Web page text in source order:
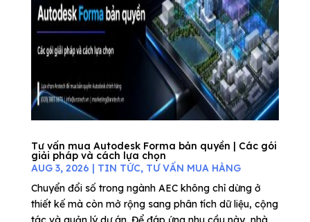
Tư vấn mua Autodesk Forma bản quyền | Các gói
giải pháp và cách lựa chọn
AUG 3, 2026 | TIN TỨC, TƯ VẤN MUA HÀNG
Chuyển đổi số trong ngành AEC không chỉ dừng ở
thiết kế mà còn mở rộng sang phân tích dữ liệu, cộng